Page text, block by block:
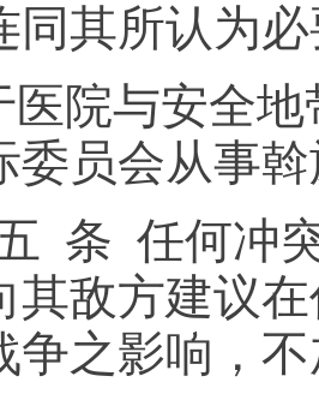
同其所认为
医院与安全
委员会从事
条 任何冲
其敌方建议
争之影响，